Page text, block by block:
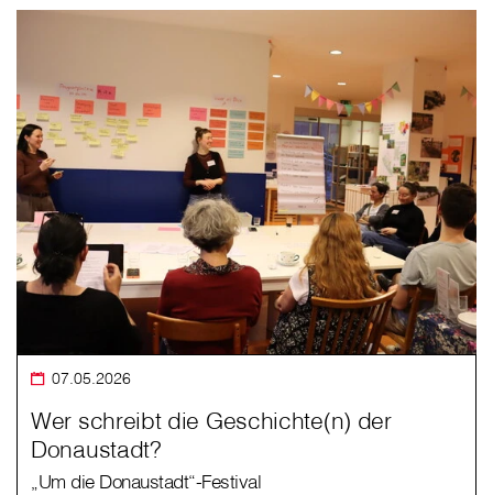
07.05.2026
Wer schreibt die Geschichte(n) der
Donaustadt?
„Um die Donaustadt“-Festival